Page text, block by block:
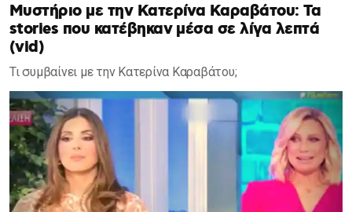
Μυστήριο με την Κατερίνα Καραβάτου: Τα
stories που κατέβηκαν μέσα σε λίγα λεπτά
(vid)
Τι συμβαίνει με την Κατερίνα Καραβάτου;